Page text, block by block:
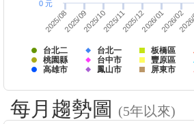
台北二 台北一 板橋區
桃園縣
台中市 豐原區
高雄市
鳳山市 屏東市
2025/082025/092025/102025/112025/122026/012026/02
0 元
每月趨勢圖 (5年以來)